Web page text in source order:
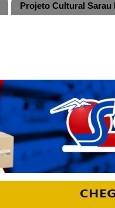
Projeto Cultural